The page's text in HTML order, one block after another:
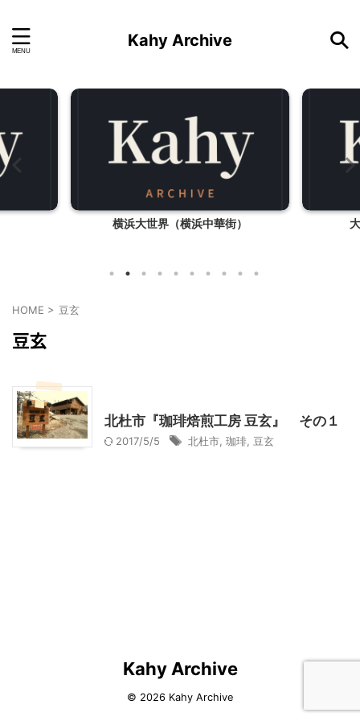
Kahy Archive
横浜大世界（横浜中華街）
HOME > 豆玄
豆玄
北杜市『珈琲焙煎工房 豆玄』 その１
2017/5/5 北杜市 珈琲 豆玄
Kahy Archive
© 2026 Kahy Archive